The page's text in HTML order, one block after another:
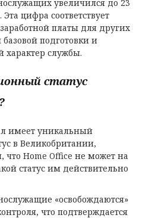
увеличился до 23
цифра соответствует
платы для других
подготовки и
характер службы.
статус
имеет уникальный
в Великобритании,
что Home Office не может на
статус им действительно
«освобождаются»
, что подтверждается